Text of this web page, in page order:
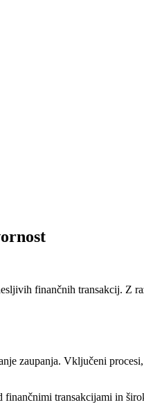
finančnih transakcij. Z
zaupanja. Vključeni
finančnimi transakcijami in